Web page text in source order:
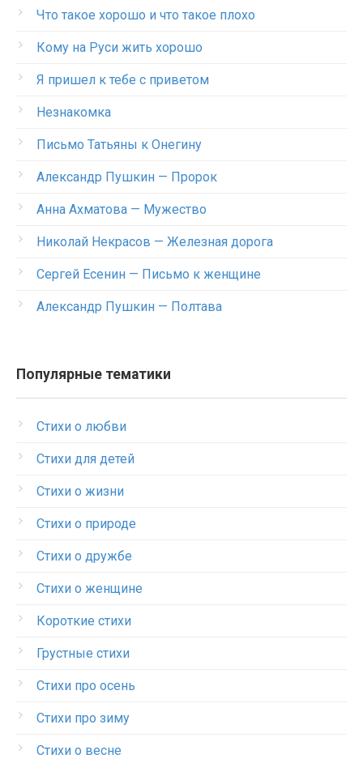
Что такое хорошо и что такое плохо
Кому на Руси жить хорошо
Я пришел к тебе с приветом
Незнакомка
Письмо Татьяны к Онегину
Александр Пушкин — Пророк
Анна Ахматова — Мужество
Николай Некрасов — Железная дорога
Сергей Есенин — Письмо к женщине
Александр Пушкин — Полтава
Популярные тематики
Стихи о любви
Стихи для детей
Стихи о жизни
Стихи о природе
Стихи о дружбе
Стихи о женщине
Короткие стихи
Грустные стихи
Стихи про осень
Стихи про зиму
Стихи о весне